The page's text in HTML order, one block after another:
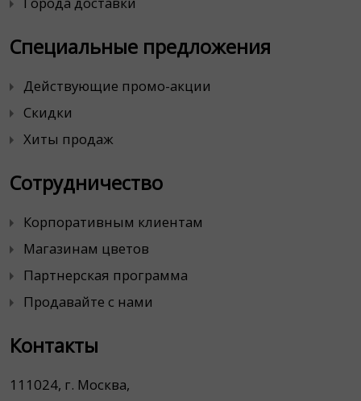
Специальные предложения
Действующие промо-акции
Скидки
Хиты продаж
Сотрудничество
Корпоративным клиентам
Магазинам цветов
Партнерская программа
Продавайте с нами
Контакты
111024, г. Москва,